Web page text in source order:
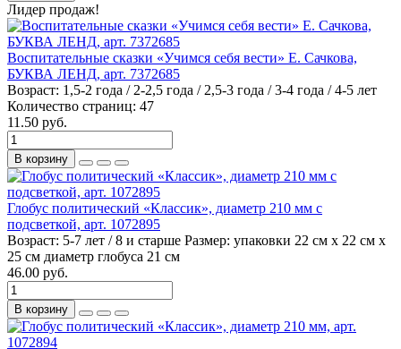
Лидер продаж!
Воспитательные сказки «Учимся себя вести» Е. Сачкова,
БУКВА ЛЕНД, арт. 7372685
Возраст: 1,5-2 года / 2-2,5 года / 2,5-3 года / 3-4 года / 4-5 лет
Количество страниц: 47
11.50 руб.
В корзину
Глобус политический «Классик», диаметр 210 мм с
подсветкой, арт. 1072895
Возраст: 5-7 лет / 8 и старше Размер: упаковки 22 см х 22 см х
25 см диаметр глобуса 21 см
46.00 руб.
В корзину